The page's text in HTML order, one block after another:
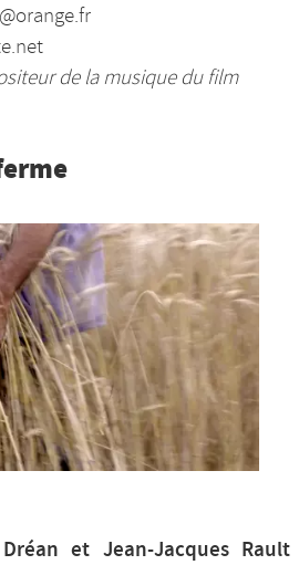
de la musique du film
et Jean-Jacques Rault